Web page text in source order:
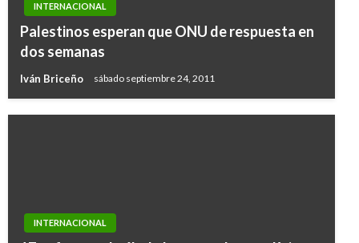
INTERNACIONAL
Palestinos esperan que ONU de respuesta en
dos semanas
Iván Briceño sábado septiembre 24, 2011
INTERNACIONAL